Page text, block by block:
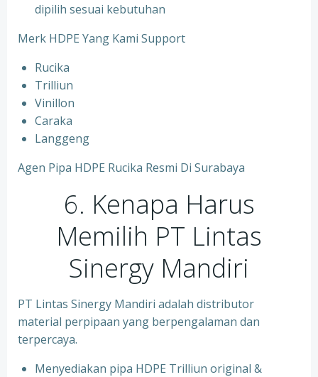
dipilih sesuai kebutuhan
Merk HDPE Yang Kami Support
Rucika
Trilliun
Vinillon
Caraka
Langgeng
Agen Pipa HDPE Rucika Resmi Di Surabaya
6. Kenapa Harus
Memilih PT Lintas
Sinergy Mandiri
PT Lintas Sinergy Mandiri adalah distributor
material perpipaan yang berpengalaman dan
terpercaya.
Menyediakan pipa HDPE Trilliun original &